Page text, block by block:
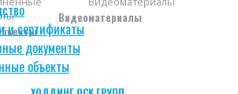
и сертификаты
документы
объекты
Видеоматериалы